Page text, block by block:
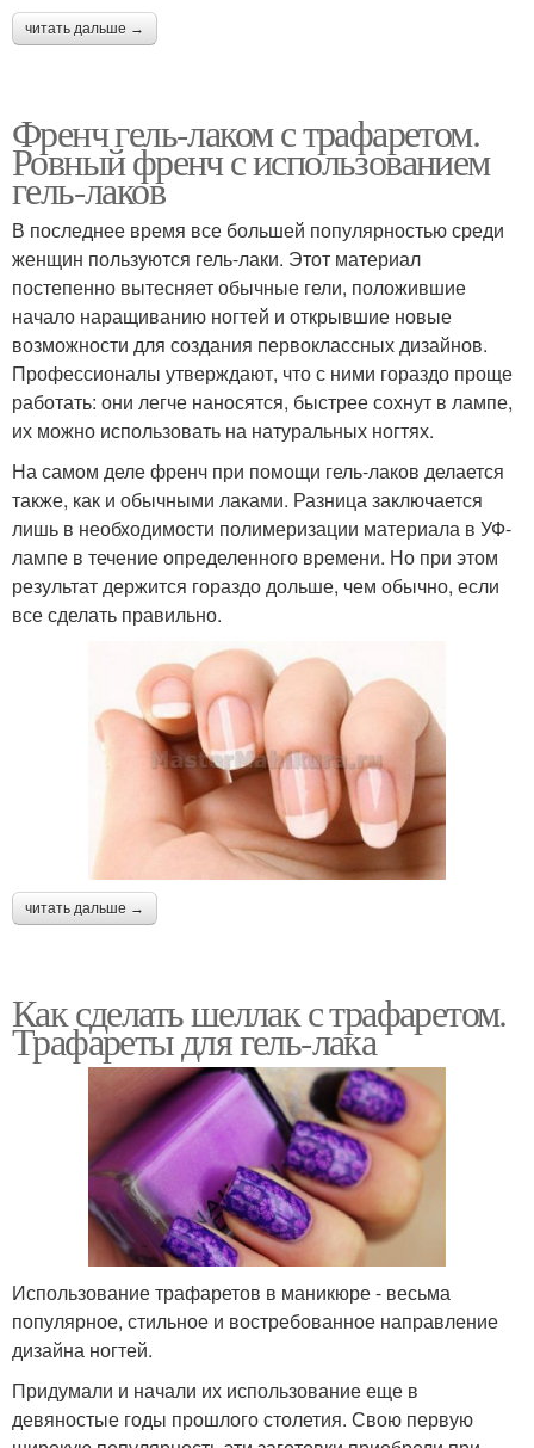
читать дальше →
Френч гель-лаком с трафаретом.
Ровный френч с использованием
гель-лаков
В последнее время все большей популярностью среди
женщин пользуются гель-лаки. Этот материал
постепенно вытесняет обычные гели, положившие
начало наращиванию ногтей и открывшие новые
возможности для создания первоклассных дизайнов.
Профессионалы утверждают, что с ними гораздо проще
работать: они легче наносятся, быстрее сохнут в лампе,
их можно использовать на натуральных ногтях.
На самом деле френч при помощи гель-лаков делается
также, как и обычными лаками. Разница заключается
лишь в необходимости полимеризации материала в УФ-
лампе в течение определенного времени. Но при этом
результат держится гораздо дольше, чем обычно, если
все сделать правильно.
читать дальше →
Как сделать шеллак с трафаретом.
Трафареты для гель-лака
Использование трафаретов в маникюре - весьма
популярное, стильное и востребованное направление
дизайна ногтей.
Придумали и начали их использование еще в
девяностые годы прошлого столетия. Свою первую